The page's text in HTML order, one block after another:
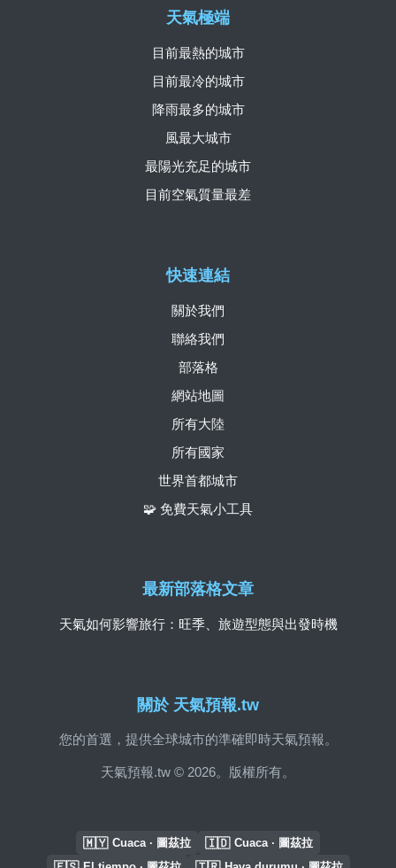
關於 天氣預報.tw
您的首選，提供全球城市的準確即時天氣預報。
天氣預報.tw © 2026。版權所有。
快速連結
關於我們
聯絡我們
部落格
網站地圖
所有大陸
所有國家
世界首都城市
🧩 免費天氣小工具
天氣極端
目前最熱的城市
目前最冷的城市
降雨最多的城市
風最大城市
最陽光充足的城市
目前空氣質量最差
最新部落格文章
天氣如何影響旅行：旺季、旅遊型態與出發時機
🇲🇾 Cuaca · 圖茲拉 🇮🇩 Cuaca · 圖茲拉